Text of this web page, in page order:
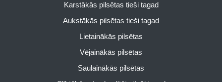
Karstākās pilsētas tieši tagad
Aukstākās pilsētas tieši tagad
Lietainākās pilsētas
Vējainākās pilsētas
Saulainākās pilsētas